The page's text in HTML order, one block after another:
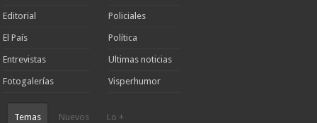
Editorial
El País
Entrevistas
Fotogalerías
Policiales
Política
Ultimas noticias
Visperhumor
Temas Nuevos Lo +